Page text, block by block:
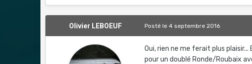
Olivier LEBOEUF Postéle 4 septembre 2016
Oui, rien ne me ferait plus
pour un doublé Ronde/Roubaix